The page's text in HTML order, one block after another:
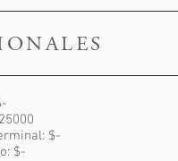
$-
$-